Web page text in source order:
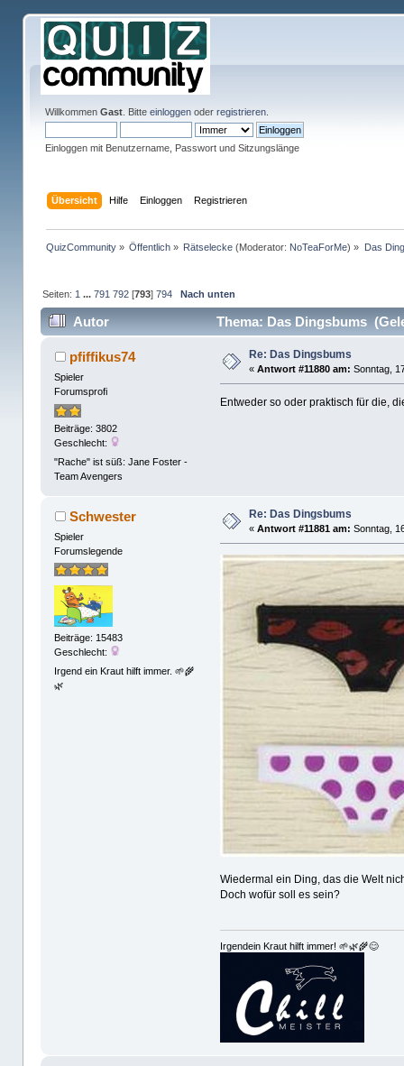
Willkommen Gast. Bitte einloggenoder registrieren.
Einloggen mit Benutzername, Passwort und Sitzungslänge
Übersicht Hilfe Einloggen Registrieren
QuizCommunity» Öffentlich » Rätselecke (Moderator: NoTeaForMe) » Das
Seiten: 1 ... 791 792[793] 794 Nach unten
Autor Thema: Das Dingsbums
pfiffikus74
Spieler
Forumsprofi
Beiträge: 3802
Geschlecht:
"Rache" ist süß: Jane Foster -
Team Avengers
Re: Das Dingsbums
«Antwort #11880 am: Sonntag,
Entweder so oder praktisch für die,
Schwester
Spieler
Forumslegende
Beiträge: 15483
Geschlecht:
Irgend ein Kraut hilft immer. 🌱🌾
🌿
Re: Das Dingsbums
«Antwort #11881 am: Sonntag,
Wiedermal ein Ding, das die Welt
Doch wofür soll es sein?
Irgendein Kraut hilft immer! 🌱🌿🌾😊